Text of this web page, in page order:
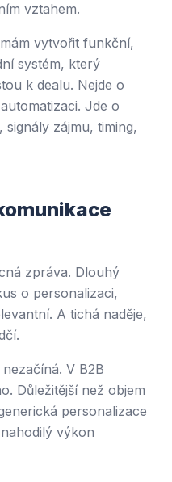
vztahem.
vytvořit funkční,
systém, který
k dealu. Nejde o
Jde o
zájmu, timing,
zpráva. Dlouhý
o personalizaci,
A tichá naděje,
V B2B
Důležitější než objem
personalizace
výkon